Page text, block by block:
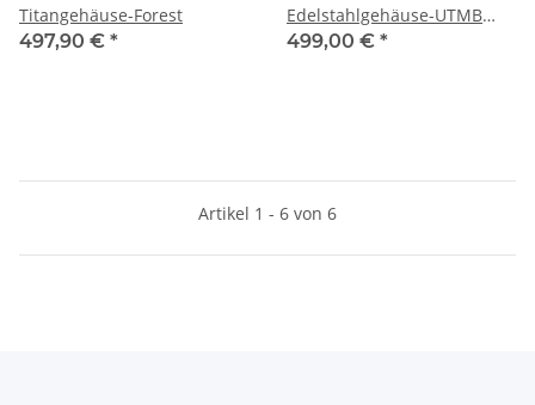
Titangehäuse-Forest
497,90 € *
Edelstahlgehäuse-UTMB
World Series
499,00 € *
Artikel 1 - 6 von 6